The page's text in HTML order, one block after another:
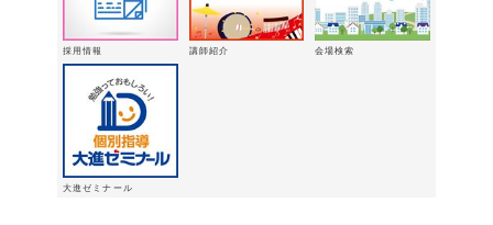
採用情報 講師紹介 会場検索
大進ゼミナール